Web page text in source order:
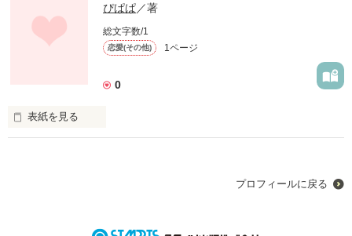
ぴぱぱ／著
総文字数/1
恋愛(その他) 1ページ
0
表紙を見る
作品を読む
プロフィールに戻る